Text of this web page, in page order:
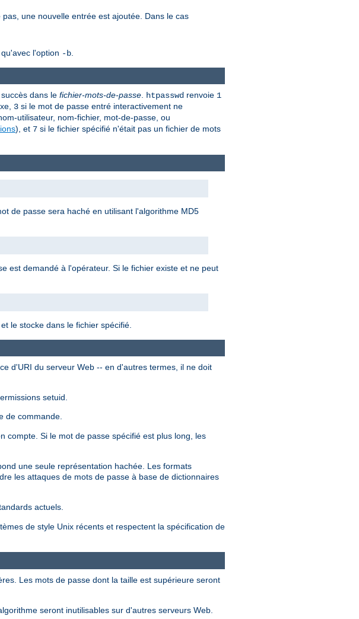
pas, une nouvelle entrée est ajoutée. Dans le cas
l'option -b
dans le fichier-mots-de-passe. htpasswd renvoie 1
3 si le mot de passe entré interactivement ne
utilisateur, nom-fichier, mot-de-passe, ou
), et 7 si le fichier spécifié n'était pas un fichier de mots
de passe sera haché en utilisant l'algorithme MD5
est demandé à l'opérateur. Si le fichier existe et ne peut
, et le stocke dans le fichier spécifié.
d'URI du serveur Web -- en d'autres termes, il ne doit
setuid.
de commande.
compte. Si le mot de passe spécifié est plus long, les
une seule représentation hachée. Les formats
les attaques de mots de passe à base de dictionnaires
actuels.
de style Unix récents et respectent la spécification de
Les mots de passe dont la taille est supérieure seront
seront inutilisables sur d'autres serveurs Web.